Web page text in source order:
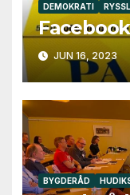
DEMOKRATI
JUN 16, 2023
BYGDERÅD